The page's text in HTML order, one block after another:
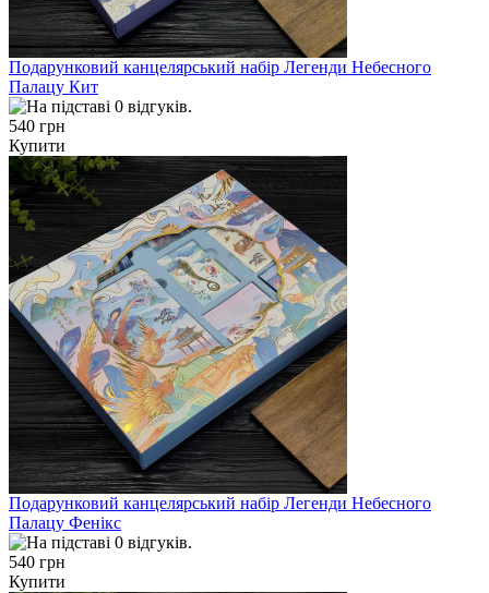
Подарунковий канцелярський набір Легенди Небесного
Палацу Кит
540 грн
Купити
Подарунковий канцелярський набір Легенди Небесного
Палацу Фенікс
540 грн
Купити